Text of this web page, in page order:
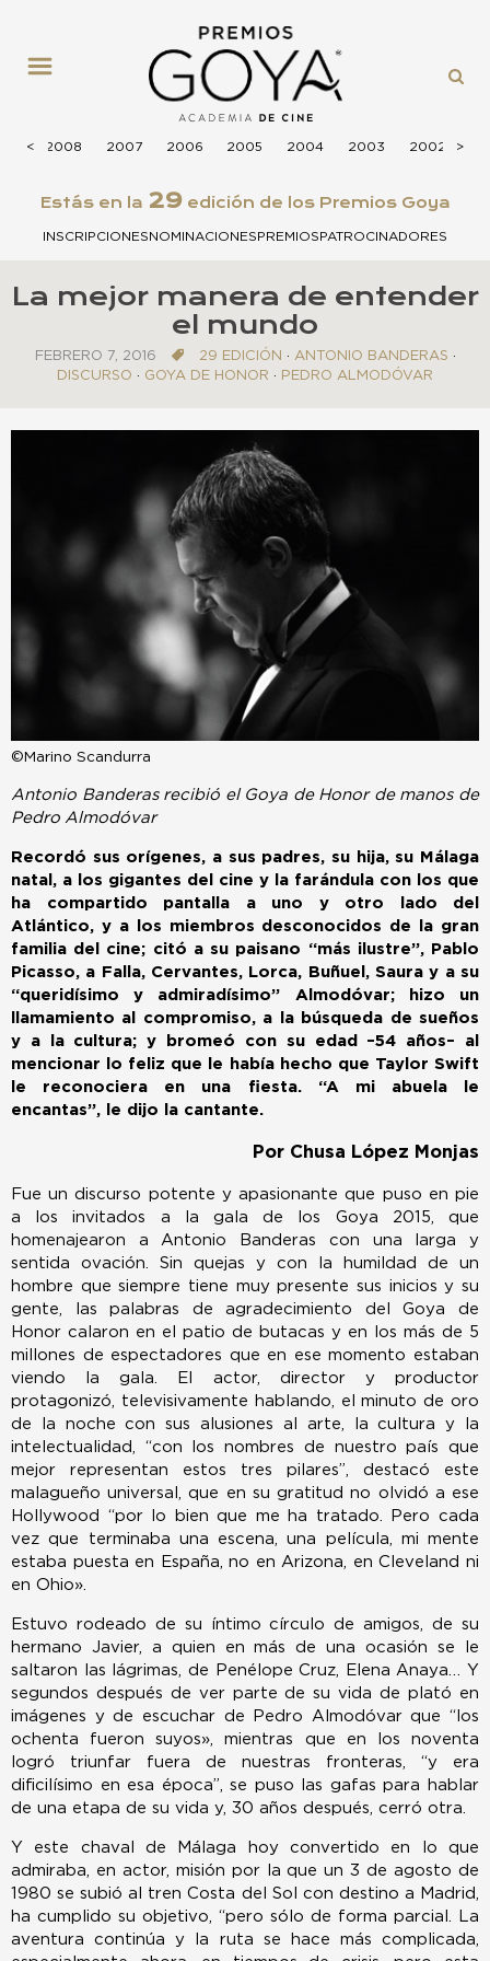
<
< 2008 2007 2006 2005 2004 2003 2002 >
>
Estás en la 29edición de los Premios Goya
INSCRIPCIONESNOMINACIONESPREMIOSPATROCINADORES
La mejor manera de entender
el mundo
FEBRERO 7, 2016 29 EDICIÓN · ANTONIO BANDERAS ·
DISCURSO · GOYA DE HONOR · PEDRO ALMODÓVAR
©Marino Scandurra
Antonio Banderas recibió el Goya de Honor de manos de
Pedro Almodóvar
Recordó sus orígenes, a sus padres, su hija, su Málaga
natal, a los gigantes del cine y la farándula con los que
ha compartido pantalla a uno y otro lado del
Atlántico, y a los miembros desconocidos de la gran
familia del cine; citó a su paisano “más ilustre”, Pablo
Picasso, a Falla, Cervantes, Lorca, Buñuel, Saura y a su
“queridísimo y admiradísimo” Almodóvar; hizo un
llamamiento al compromiso, a la búsqueda de sueños
y a la cultura; y bromeó con su edad –54 años– al
mencionar lo feliz que le había hecho que Taylor Swift
le reconociera en una fiesta. “A mi abuela le
encantas”, le dijo la cantante.
Por Chusa López Monjas
Fue un discurso potente y apasionante que puso en pie
a los invitados a la gala de los Goya 2015, que
homenajearon a Antonio Banderas con una larga y
sentida ovación. Sin quejas y con la humildad de un
hombre que siempre tiene muy presente sus inicios y su
gente, las palabras de agradecimiento del Goya de
Honor calaron en el patio de butacas y en los más de 5
millones de espectadores que en ese momento estaban
viendo la gala. El actor, director y productor
protagonizó, televisivamente hablando, el minuto de oro
de la noche con sus alusiones al arte, la cultura y la
intelectualidad, “con los nombres de nuestro país que
mejor representan estos tres pilares”, destacó este
malagueño universal, que en su gratitud no olvidó a ese
Hollywood “por lo bien que me ha tratado. Pero cada
vez que terminaba una escena, una película, mi mente
estaba puesta en España, no en Arizona, en Cleveland ni
en Ohio».
Estuvo rodeado de su íntimo círculo de amigos, de su
hermano Javier, a quien en más de una ocasión se le
saltaron las lágrimas, de Penélope Cruz, Elena Anaya… Y
segundos después de ver parte de su vida de plató en
imágenes y de escuchar de Pedro Almodóvar que “los
ochenta fueron suyos», mientras que en los noventa
logró triunfar fuera de nuestras fronteras, “y era
dificilísimo en esa época”, se puso las gafas para hablar
de una etapa de su vida y, 30 años después, cerró otra.
Y este chaval de Málaga hoy convertido en lo que
admiraba, en actor, misión por la que un 3 de agosto de
1980 se subió al tren Costa del Sol con destino a Madrid,
ha cumplido su objetivo, “pero sólo de forma parcial. La
aventura continúa y la ruta se hace más complicada,